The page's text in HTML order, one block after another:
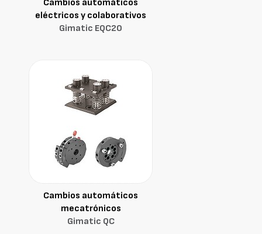
Cambios automáticos
eléctricos y colaborativos
Gimatic EQC20
Cambios automáticos
mecatrónicos
Gimatic QC